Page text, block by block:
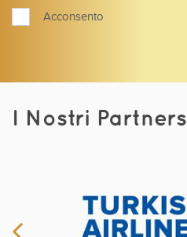
Acconsento
I Nostri Partners